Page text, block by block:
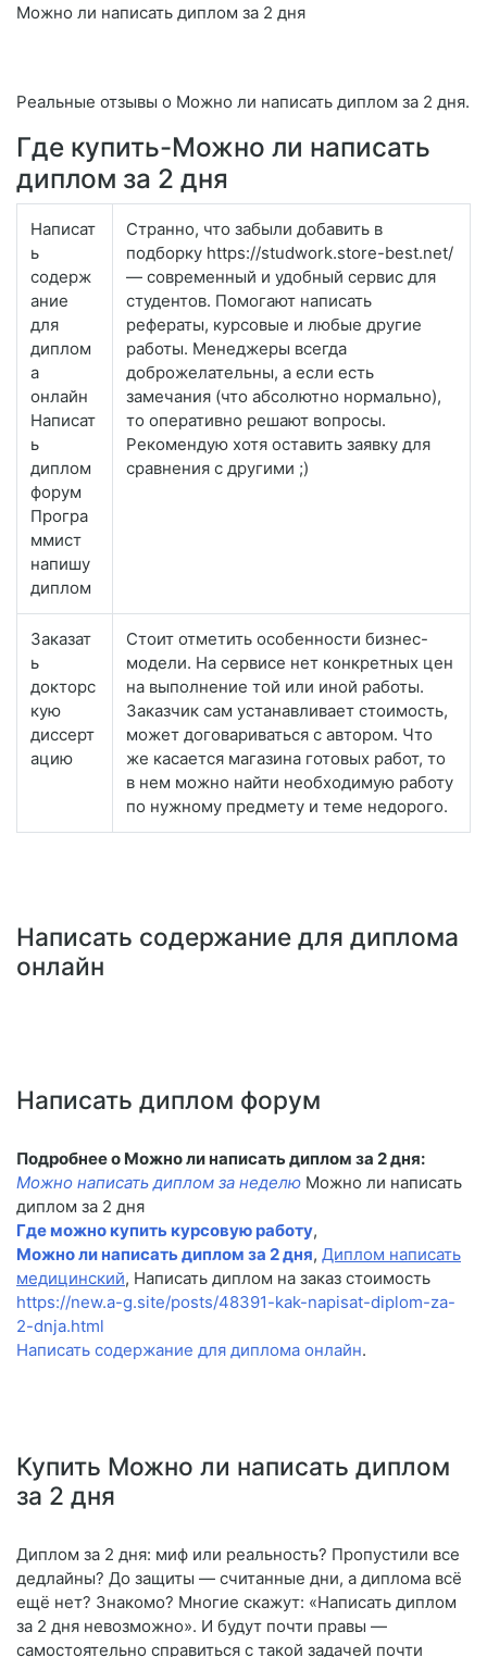
Можно ли написать диплом за 2 дня
Реальные отзывы о Можно ли написать диплом за 2 дня.
Где купить-Можно ли написать
диплом за 2 дня
Написат
ь
содерж
ание
для
диплом
а
онлайн
Написат
ь
диплом
форум
Програ
ммист
напишу
диплом
Странно, что забыли добавить в
подборку https://studwork.store-best.net/
— современный и удобный сервис для
студентов. Помогают написать
рефераты, курсовые и любые другие
работы. Менеджеры всегда
доброжелательны, а если есть
замечания (что абсолютно нормально),
то оперативно решают вопросы.
Рекомендую хотя оставить заявку для
сравнения с другими ;)
Заказат
ь
докторс
кую
диссерт
ацию
Стоит отметить особенности бизнес-
модели. На сервисе нет конкретных цен
на выполнение той или иной работы.
Заказчик сам устанавливает стоимость,
может договариваться с автором. Что
же касается магазина готовых работ, то
в нем можно найти необходимую работу
по нужному предмету и теме недорого.
Написать содержание для диплома
онлайн
Написать диплом форум
Подробнее о Можно ли написать диплом за 2 дня:
Можно написать диплом за неделю Можно ли написать
диплом за 2 дня
Где можно купить курсовую работу,
Можно ли написать диплом за 2 дня, Диплом написать
медицинский, Написать диплом на заказ стоимость
https://new.a-g.site/posts/48391-kak-napisat-diplom-za-
2-dnja.html
Написать содержание для диплома онлайн.
Купить Можно ли написать диплом
за 2 дня
Диплом за 2 дня: миф или реальность? Пропустили все
дедлайны? До защиты — считанные дни, а диплома всё
ещё нет? Знакомо? Многие скажут: «Написать диплом
за 2 дня невозможно». И будут почти правы —
самостоятельно справиться с такой задачей почти